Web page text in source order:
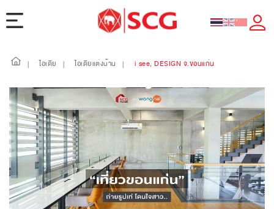
| ไอเดีย | ไอเดียแต่งบ้าน | i see, DESIGN จ.ขอนแก่น